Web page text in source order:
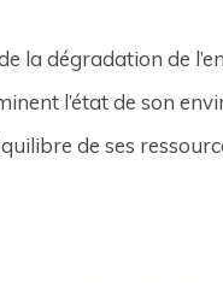
la dégradation de
l’état de son
de ses